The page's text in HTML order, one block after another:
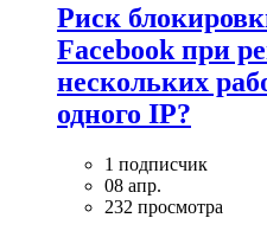
Риск
Facebook при
нескольких
одного IP?
1 подписчик
08 апр.
232 просмотра